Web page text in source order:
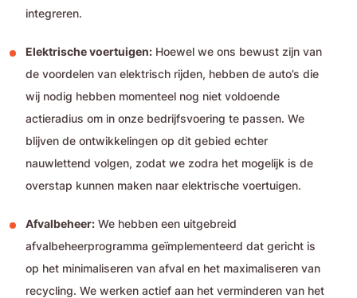
integreren.
Elektrische voertuigen: Hoewel we ons bewust zijn van
de voordelen van elektrisch rijden, hebben de auto’s die
wij nodig hebben momenteel nog niet voldoende
actieradius om in onze bedrijfsvoering te passen. We
blijven de ontwikkelingen op dit gebied echter
nauwlettend volgen, zodat we zodra het mogelijk is de
overstap kunnen maken naar elektrische voertuigen.
Afvalbeheer: We hebben een uitgebreid
afvalbeheerprogramma geïmplementeerd dat gericht is
op het minimaliseren van afval en het maximaliseren van
recycling. We werken actief aan het verminderen van het